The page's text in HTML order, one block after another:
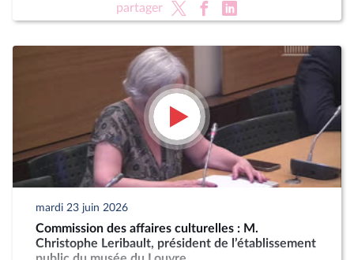
partager
mardi 23 juin 2026
Commission des affaires culturelles : M.
Christophe Leribault, président de l’établissement